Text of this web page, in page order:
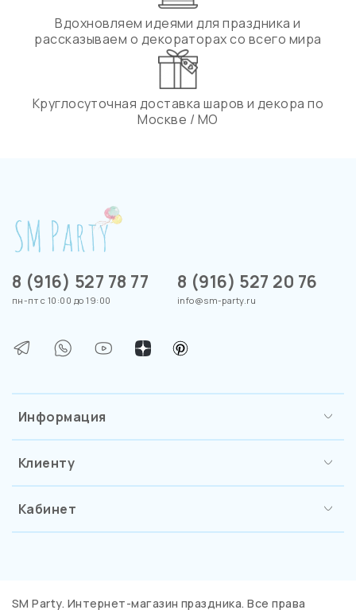
Вдохновляем идеями для праздника и
рассказываем о декораторах со всего мира
Круглосуточная доставка шаров и декора по
Москве / МО
Информация
Клиенту
Кабинет
8 (916) 527 78 77
пн-пт с 10:00 до 19:00
8 (916) 527 20 76
info@sm-party.ru
SM Party. Интернет-магазин праздника. Все права